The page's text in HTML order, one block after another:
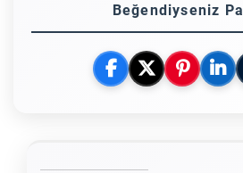
Beğendiyseniz